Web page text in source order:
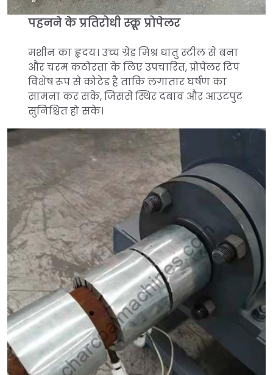
पहनने के प्रतिरोधी स्क्रू प्रोपेलर
मशीन का हृदय। उच्च ग्रेड मिश्र धातु स्टील से बना
और चरम कठोरता के लिए उपचारित, प्रोपेलर टिप
विशेष रूप से कोटेड है ताकि लगातार घर्षण का
सामना कर सके, जिससे स्थिर दबाव और आउटपुट
सुनिश्चित हो सके।